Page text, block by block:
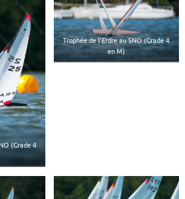
(Grade 4
Trophée de l’Erdre au SNO (Grade 4
en M)